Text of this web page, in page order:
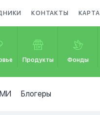
КОНТАКТЫ КАРТА
Продукты Фонды
Блогеры